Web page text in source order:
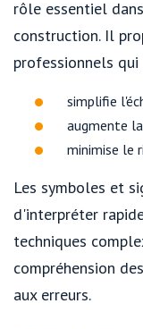
rôle essentiel
construction. Il
professionnels
simplifie
augmente
minimise le
Les symboles et
d'interpréter
techniques
compréhension
aux erreurs.